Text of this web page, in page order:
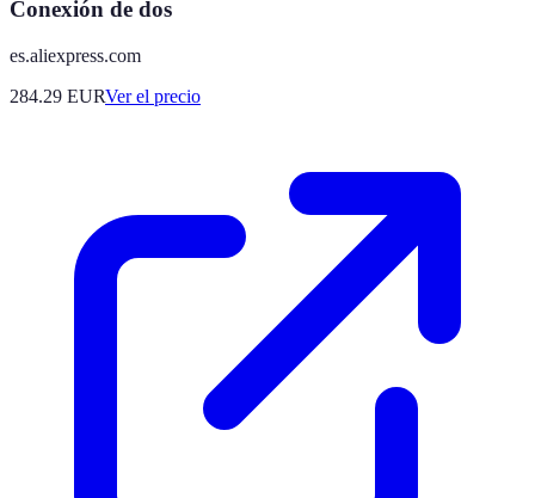
Conexión de dos
es.aliexpress.com
284.29 EURVer el precio